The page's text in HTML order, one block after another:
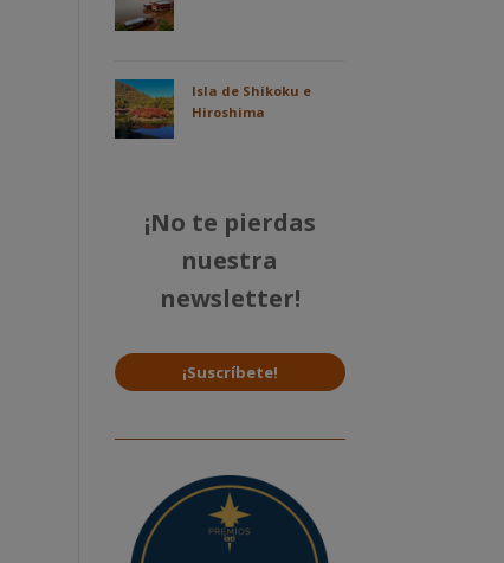
Isla de Shikoku e
Hiroshima
¡No te pierdas
nuestra
newsletter!
¡Suscríbete!